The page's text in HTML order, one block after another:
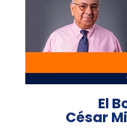
El
César